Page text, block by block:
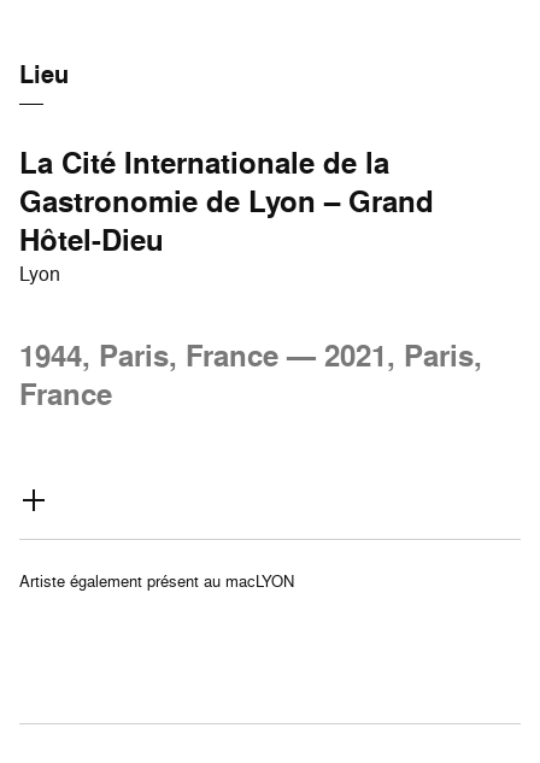
Lieu
La Cité Internationale de la
Gastronomie de Lyon – Grand
Hôtel-Dieu
Lyon
1944, Paris, France — 2021, Paris,
France
Artiste également présent au macLYON